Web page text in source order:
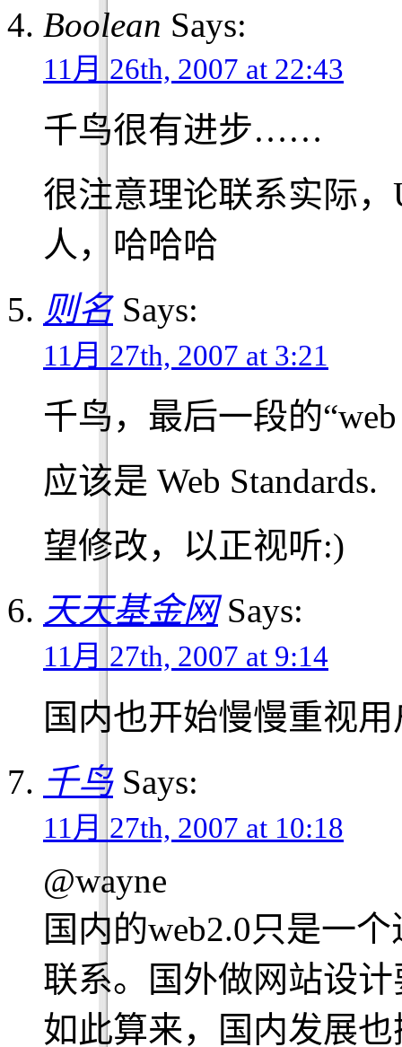
Boolean Says:
11月 26th, 2007 at 22:43
千鸟很有进步……
很注意理论联系实际
人，哈哈哈
则名Says:
11月 27th, 2007 at 3:21
千鸟，最后一段的
应该是 Web Standards.
望修改，以正视听:)
天天基金网Says:
11月 27th, 2007 at 9:14
国内也开始慢慢重视
千鸟Says:
11月 27th, 2007 at 10:18
@wayne
国内的web2.0只是一
联系。国外做网站设
如此算来，国内发展